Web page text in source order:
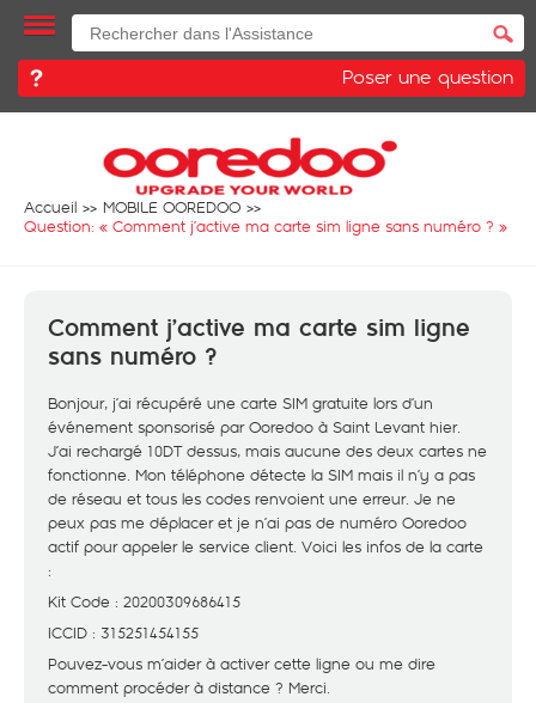
Poser une question
Accueil
MOBILE OOREDOO
Question: « Comment j’active ma carte sim ligne sans numéro ? »
Comment j’active ma carte sim ligne
sans numéro ?
Bonjour, j’ai récupéré une carte SIM gratuite lors d’un
événement sponsorisé par Ooredoo à Saint Levant hier.
J’ai rechargé 10DT dessus, mais aucune des deux cartes ne
fonctionne. Mon téléphone détecte la SIM mais il n’y a pas
de réseau et tous les codes renvoient une erreur. Je ne
peux pas me déplacer et je n’ai pas de numéro Ooredoo
actif pour appeler le service client. Voici les infos de la carte
:
Kit Code : 20200309686415
ICCID : 315251454155
Pouvez-vous m’aider à activer cette ligne ou me dire
comment procéder à distance ? Merci.